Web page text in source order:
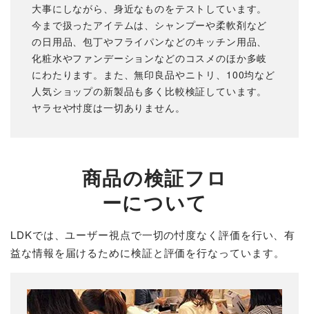
大事にしながら、身近なものをテストしています。
今まで扱ったアイテムは、シャンプーや柔軟剤など
の日用品、包丁やフライパンなどのキッチン用品、
化粧水やファンデーションなどのコスメのほか多岐
にわたります。また、無印良品やニトリ、100均など
人気ショップの新製品も多く比較検証しています。
商品の検証フロ
ーについて
LDKでは、ユーザー視点で一切の忖度なく評価を行い、有
益な情報を届けるために検証と評価を行なっています。